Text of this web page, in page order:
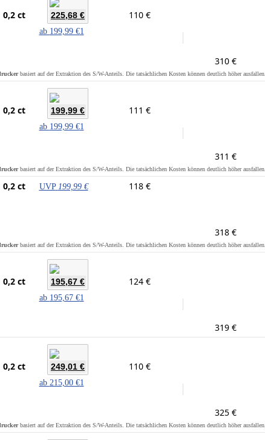
0,2 ct 225,68 €
ab 199,99 €1
110 €
310 €
basiert auf der Extraktion des S/W-Anteils. Die tatsächlichen Kosten können deutlich höher ausfallen.
0,2 ct 199,99 €
ab 199,99 €1
111 €
311 €
basiert auf der Extraktion des S/W-Anteils. Die tatsächlichen Kosten können deutlich höher ausfallen.
0,2 ct UVP 199,99 € 118 €
318 €
basiert auf der Extraktion des S/W-Anteils. Die tatsächlichen Kosten können deutlich höher ausfallen.
0,2 ct 195,67 €
ab 195,67 €1
124 €
319 €
0,2 ct 249,01 €
ab 215,00 €1
110 €
325 €
basiert auf der Extraktion des S/W-Anteils. Die tatsächlichen Kosten können deutlich höher ausfallen.